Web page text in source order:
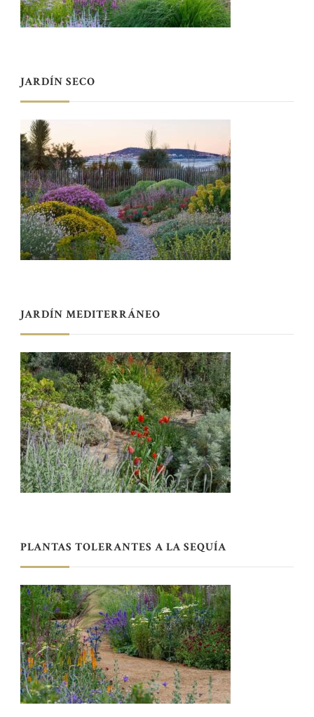
JARDÍN SECO
JARDÍN MEDITERRÁNEO
PLANTAS TOLERANTES A LA SEQUÍA